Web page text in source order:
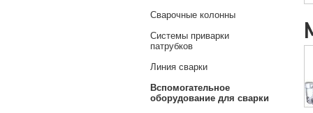
Сварочные колонны
Системы приварки
патрубков
Линия сварки
Вспомогательное
оборудование для сварки